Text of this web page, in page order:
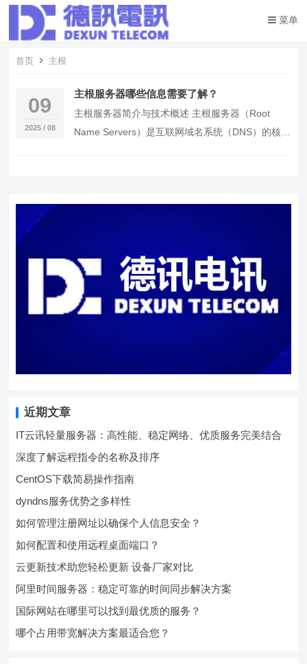
菜单
首页 主根
09
2025 / 08
主根服务器哪些信息需要了解？
主根服务器简介与技术概述 主根服务器（Root
Name Servers）是互联网域名系统（DNS）的核心
近期文章
IT云讯轻量服务器：高性能、稳定网络、优质服务完美结合
深度了解远程指令的名称及排序
CentOS下载简易操作指南
dyndns服务优势之多样性
如何管理注册网址以确保个人信息安全？
如何配置和使用远程桌面端口？
云更新技术助您轻松更新 设备厂家对比
阿里时间服务器：稳定可靠的时间同步解决方案
国际网站在哪里可以找到最优质的服务？
哪个占用带宽解决方案最适合您？